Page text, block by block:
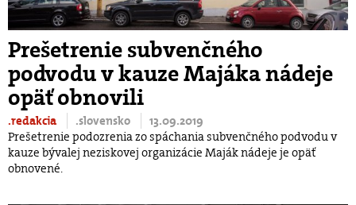
Prešetrenie subvenčného
podvodu v kauze Majáka nádeje
opäť obnovili
.redakcia .slovensko
13.09.2019
Prešetrenie podozrenia zo spáchania subvenčného podvodu v
kauze bývalej neziskovej organizácie Maják nádeje je opäť
obnovené.